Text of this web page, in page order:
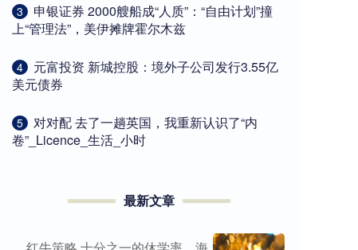
3
​申银证券 2000艘船成“人质”：“自由计划”撞
上“管理法”，美伊摊牌霍尔木兹
4
​元富投资 新城控股：境外子公司发行3.55亿
美元债券
5
​对对配 去了一趟英国，我重新认识了“内
卷”_Licence_生活_小时
最新文章